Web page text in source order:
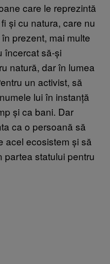
care le reprezintă
și cu natura, care nu
prezent, mai multe
încercat să-și
natură, dar în lumea
un activist, să
lui în instanță
și ca bani. Dar
ca o persoană să
acel ecosistem și să
partea statului pentru